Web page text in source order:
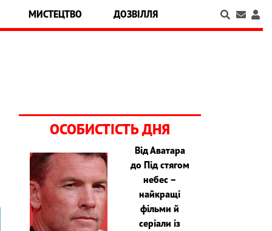
МИСТЕЦТВО ДОЗВІЛЛЯ
ОСОБИСТІСТЬ ДНЯ
Від Аватара
до Під стягом
небес –
найкращі
фільми й
серіали із